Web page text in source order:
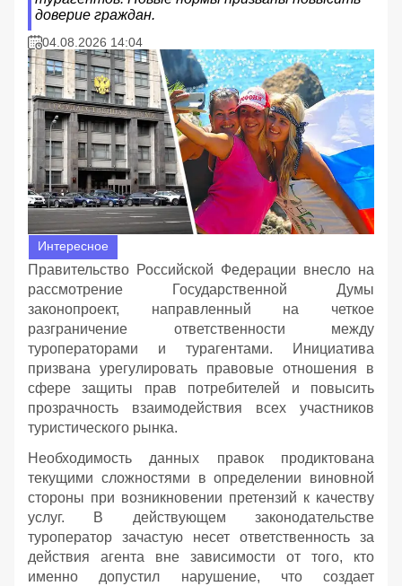
доверие граждан.
04.08.2026 14:04
Интересное
Правительство Российской Федерации внесло на
рассмотрение Государственной Думы
законопроект, направленный на четкое
разграничение ответственности между
туроператорами и турагентами. Инициатива
призвана урегулировать правовые отношения в
сфере защиты прав потребителей и повысить
прозрачность взаимодействия всех участников
туристического рынка.
Необходимость данных правок продиктована
текущими сложностями в определении виновной
стороны при возникновении претензий к качеству
услуг. В действующем законодательстве
туроператор зачастую несет ответственность за
действия агента вне зависимости от того, кто
именно допустил нарушение, что создает